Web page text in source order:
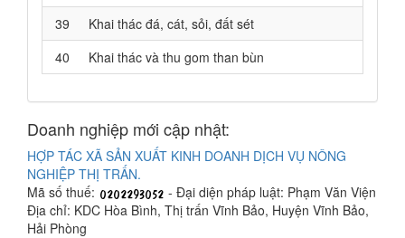
39
Khai thác đá, cát, sỏi, đất sét
40
Khai thác và thu gom than bùn
Doanh nghiệp mới cập nhật:
HỢP TÁC XÃ SẢN XUẤT KINH DOANH DỊCH VỤ NÔNG
NGHIỆP THỊ TRẤN.
Mã số thuế:
- Đại diện pháp luật: Phạm Văn Viện
Địa chỉ: KDC Hòa Bình, Thị trấn Vĩnh Bảo, Huyện Vĩnh Bảo,
Hải Phòng